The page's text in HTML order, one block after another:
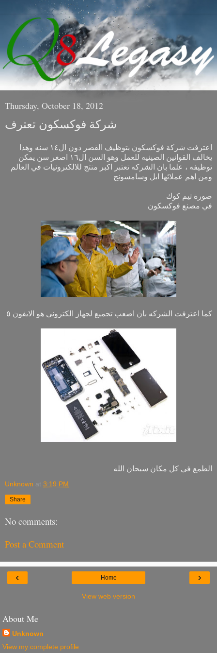
Thursday, October 18, 2012
شركة فوكسكون تعترف
اعترفت شركة فوكسكون بتوظيف القصر دون ال١٤ سنه وهذا
يخالف القوانين الصينيه للعمل وهو السن ال١٦ اصغر سن يمكن
توظيفه ، علما بان الشركه تعتبر اكبر منتج للالكترونيات في العالم
ومن اهم عملائها ابل وسامسونج
صورة تيم كوك
في مصنع فوكسكون
كما اعترفت الشركه بان اصعب تجميع لجهاز الكتروني هو الايفون ٥
الطمع في كل مكان سبحان الله
Unknown at 3:19 PM
Share
No comments:
Post a Comment
‹ ›
Home
View web version
About Me
Unknown
View my complete profile